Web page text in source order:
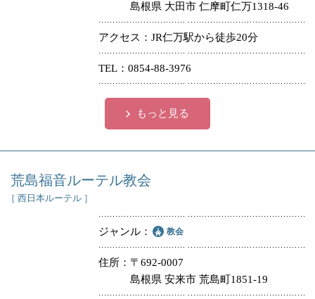
島根県 大田市 仁摩町仁万1318-46
アクセス JR仁万駅から徒歩20分
TEL 0854-88-3976
もっと見る
荒島福音ルーテル教会
［ 西日本ルーテル ］
ジャンル 教会
住所
〒692-0007
島根県 安来市 荒島町1851-19